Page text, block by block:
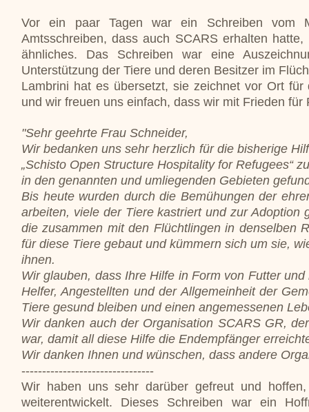
Vor ein paar Tagen war ein Schreiben vom
Amtsschreiben, dass auch SCARS erhalten
ähnliches. Das Schreiben war eine
Unterstützung der Tiere und deren Besitzer im
Lambrini hat es übersetzt, sie zeichnet vor Ort
und wir freuen uns einfach, dass wir mit Frieden
"Sehr geehrte Frau Schneider,
Wir bedanken uns sehr herzlich für die bisherige
„Schisto Open Structure Hospitality for Refugees“
in den genannten und umliegenden Gebieten
Bis heute wurden durch die Bemühungen der
arbeiten, viele der Tiere kastriert und zur
die zusammen mit den Flüchtlingen in denselben
für diese Tiere gebaut und kümmern sich um sie,
ihnen.
Wir glauben, dass Ihre Hilfe in Form von Futter
Helfer, Angestellten und der Allgemeinheit der
Tiere gesund bleiben und einen angemessenen
Wir danken auch der Organisation SCARS GR,
war, damit all diese Hilfe die Endempfänger
Wir danken Ihnen und wünschen, dass andere
--------------------------------
Wir haben uns sehr darüber gefreut und
weiterentwickelt. Dieses Schreiben war ein